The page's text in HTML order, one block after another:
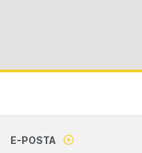
E-POSTA